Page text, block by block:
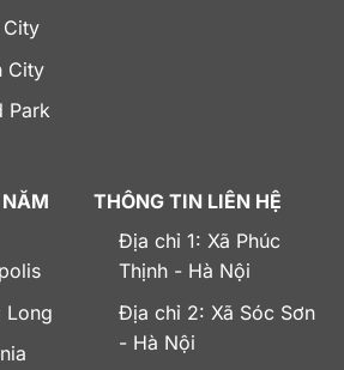
City
City
Park
Long
THÔNG TIN LIÊN HỆ
Địa chỉ 1: Xã Phúc
Thịnh - Hà Nội
Địa chỉ 2: Xã Sóc Sơn
- Hà Nội